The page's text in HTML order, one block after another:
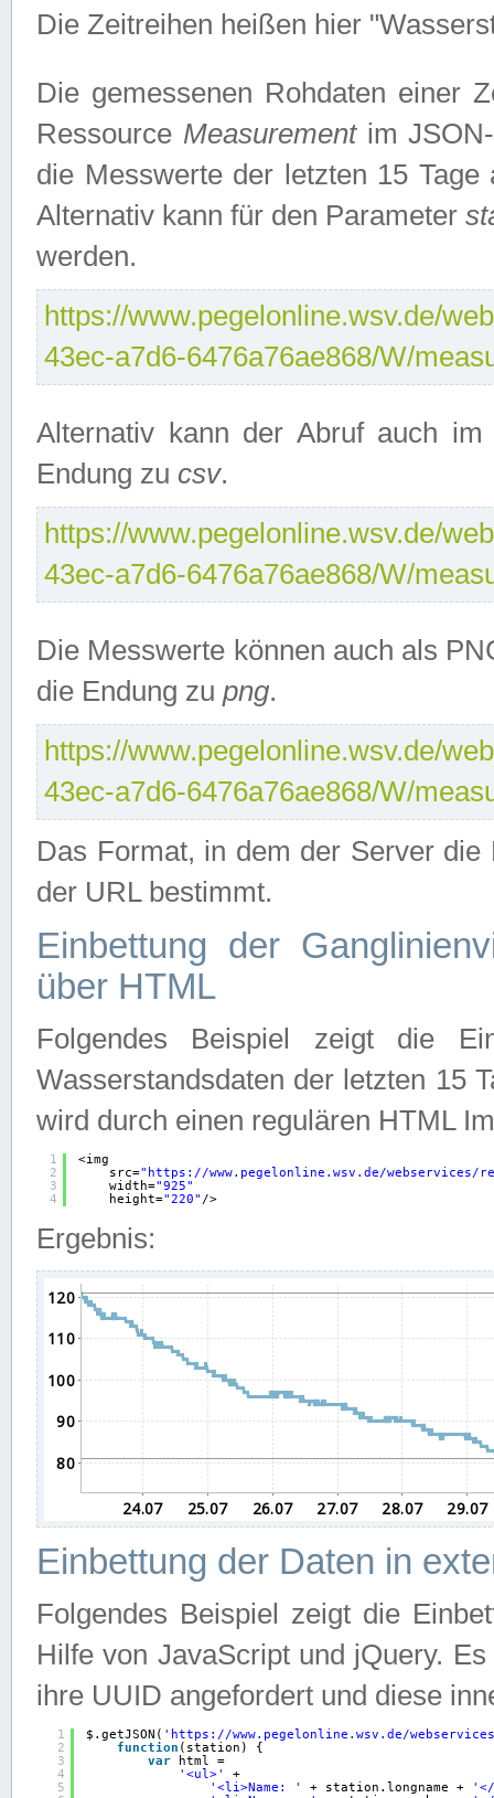
Die Zeitreihen heißen hier
Die gemessenen Rohdaten einer
Ressource Measurementim JSON-
die Messwerte der letzten 15
Alternativ kann für den Parameter
werden.
https://www.pegelonline.wsv.de/
43ec-a7d6-6476a76ae868/W/
Alternativ kann der Abruf auch
Endung zu csv.
https://www.pegelonline.wsv.de/
43ec-a7d6-6476a76ae868/W/
Die Messwerte können auch als
die Endung zu png.
https://www.pegelonline.wsv.de/
43ec-a7d6-6476a76ae868/W/
Das Format, in dem der Server
der URL bestimmt.
Einbettung der
über HTML
Folgendes Beispiel zeigt die
Wasserstandsdaten der letzten 15
wird durch einen regulären HTML
1
2
3
4
<img
src=" https://www.pegelonline.wsv.de/webservices/
width="925"
height="220" />
Ergebnis:
Einbettung der Daten in
Folgendes Beispiel zeigt die
Hilfe von JavaScript und jQuery.
ihre UUID angefordert und diese
1
2
3
4
5
$.getJSON( ' https://www.pegelonline.wsv.de/
function (station) {
var
html =
'<ul>'
+
'<li>Name: '
+ station.longname +